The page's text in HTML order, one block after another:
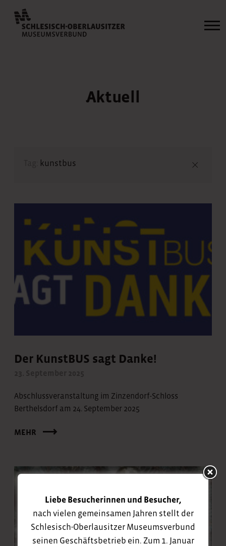
Aktuell
kunstbus
Der KunstBUS sagt Danke!
Abschlussveranstaltung im Zinzendorf-Schloss
Berthelsdorf am 24. September 2025
MEHR
Liebe Besucherinnen und Besucher,
nach vielen gemeinsamen Jahren stellt der
Schlesisch-Oberlausitzer Museumsverbund
seinen Geschäftsbetrieb ein. Zum 1. Januar